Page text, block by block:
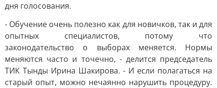
дня голосования.
- Обучение очень полезно как для новичков, так и для
опытных специалистов, потому что
законодательство о выборах меняется. Нормы
меняются часто и точечно, - делится председатель
ТИК Тынды Ирина Шакирова. - И если полагаться на
старый опыт, можно нечаянно нарушить процедуру.